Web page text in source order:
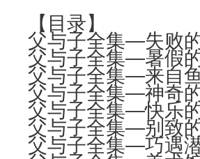
【目录】
父与子全集—失败
父与子全集—暑假
父与子全集—来自
父与子全集—神奇
父与子全集—快乐
父与子全集—别致
父与子全集—巧遇